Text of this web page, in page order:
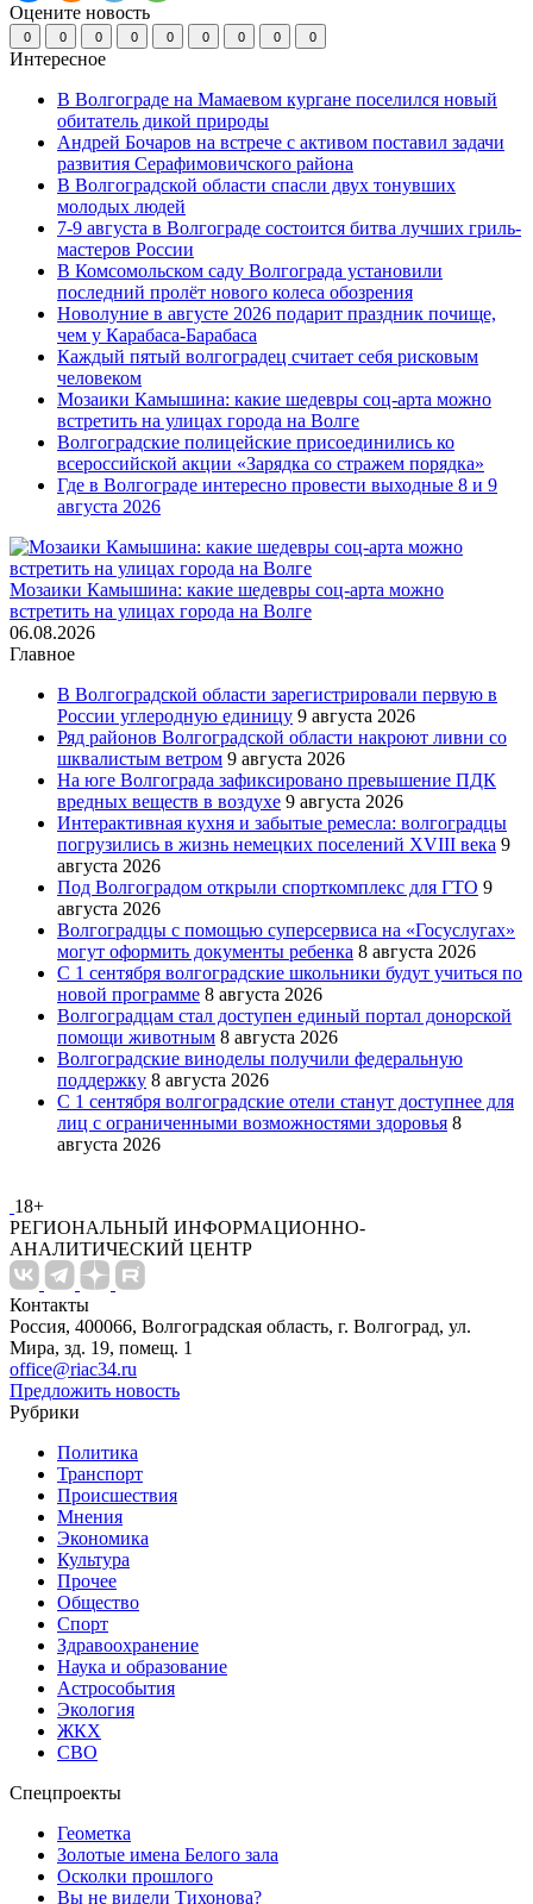
Оцените новость
0 0 0 0 0 0 0 0 0
Интересное
В Волгограде на Мамаевом кургане поселился новый
обитатель дикой природы
Андрей Бочаров на встрече с активом поставил задачи
развития Серафимовичского района
В Волгоградской области спасли двух тонувших
молодых людей
7-9 августа в Волгограде состоится битва лучших гриль-
мастеров России
В Комсомольском саду Волгограда установили
последний пролёт нового колеса обозрения
Новолуние в августе 2026 подарит праздник почище,
чем у Карабаса-Барабаса
Каждый пятый волгоградец считает себя рисковым
человеком
Мозаики Камышина: какие шедевры соц-арта можно
встретить на улицах города на Волге
Волгоградские полицейские присоединились ко
всероссийской акции «Зарядка со стражем порядка»
Где в Волгограде интересно провести выходные 8 и 9
августа 2026
Мозаики Камышина: какие шедевры соц-арта можно
встретить на улицах города на Волге
06.08.2026
Главное
В Волгоградской области зарегистрировали первую в
России углеродную единицу 9 августа 2026
Ряд районов Волгоградской области накроют ливни со
шквалистым ветром 9 августа 2026
На юге Волгограда зафиксировано превышение ПДК
вредных веществ в воздухе 9 августа 2026
Интерактивная кухня и забытые ремесла: волгоградцы
погрузились в жизнь немецких поселений XVIII века 9
августа 2026
Под Волгоградом открыли спорткомплекс для ГТО 9
августа 2026
Волгоградцы с помощью суперсервиса на «Госуслугах»
могут оформить документы ребенка 8 августа 2026
С 1 сентября волгоградские школьники будут учиться по
новой программе 8 августа 2026
Волгоградцам стал доступен единый портал донорской
помощи животным 8 августа 2026
Волгоградские виноделы получили федеральную
поддержку 8 августа 2026
С 1 сентября волгоградские отели станут доступнее для
лиц с ограниченными возможностями здоровья 8
августа 2026
18+
РЕГИОНАЛЬНЫЙ ИНФОРМАЦИОННО-
АНАЛИТИЧЕСКИЙ ЦЕНТР
Контакты
Россия, 400066, Волгоградская область, г. Волгоград, ул.
Мира, зд. 19, помещ. 1
office@riac34.ru
Предложить новость
Рубрики
Политика
Транспорт
Происшествия
Мнения
Экономика
Культура
Прочее
Общество
Спорт
Здравоохранение
Наука и образование
Астрособытия
Экология
ЖКХ
СВО
Спецпроекты
Геометка
Золотые имена Белого зала
Осколки прошлого
Вы не видели Тихонова?